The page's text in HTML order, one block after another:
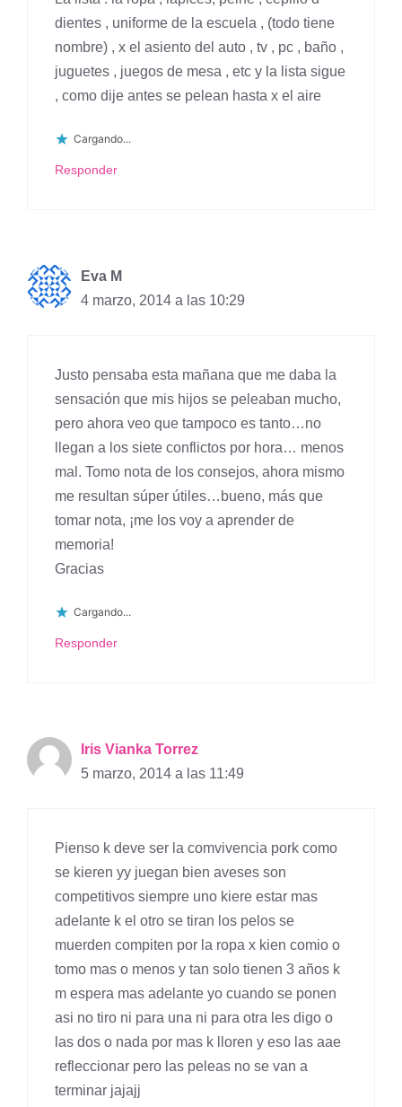
dientes , uniforme de la escuela , (todo tiene
nombre) , x el asiento del auto , tv , pc , baño ,
juguetes , juegos de mesa , etc y la lista sigue
, como dije antes se pelean hasta x el aire
Cargando...
Responder
Eva M
4 marzo, 2014 a las 10:29
Justo pensaba esta mañana que me daba la
sensación que mis hijos se peleaban mucho,
pero ahora veo que tampoco es tanto…no
llegan a los siete conflictos por hora… menos
mal. Tomo nota de los consejos, ahora mismo
me resultan súper útiles…bueno, más que
tomar nota, ¡me los voy a aprender de
memoria!
Gracias
Cargando...
Responder
Iris Vianka Torrez
5 marzo, 2014 a las 11:49
Pienso k deve ser la comvivencia pork como
se kieren yy juegan bien aveses son
competitivos siempre uno kiere estar mas
adelante k el otro se tiran los pelos se
muerden compiten por la ropa x kien comio o
tomo mas o menos y tan solo tienen 3 años k
m espera mas adelante yo cuando se ponen
asi no tiro ni para una ni para otra les digo o
las dos o nada por mas k lloren y eso las aae
refleccionar pero las peleas no se van a
terminar jajajj